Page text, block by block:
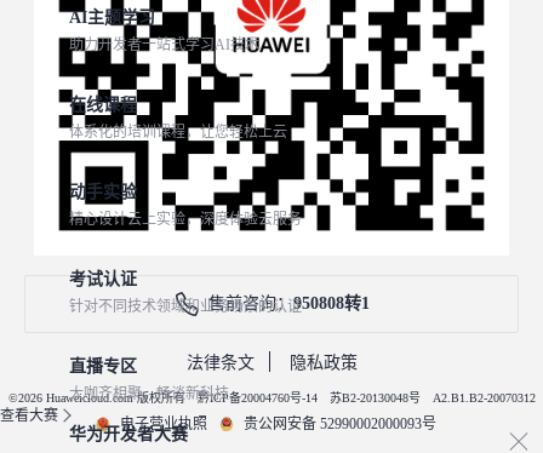
AI主题学习
助力开发者一站式学习AI技术
在线课程
体系化的培训课程，让您轻松上云
动手实验
精心设计云上实验，深度体验云服务
考试认证
针对不同技术领域和业务场景的认证
直播专区
大咖齐相聚，畅谈新科技
查看大赛
华为开发者大赛
售前咨询：950808转1
法律条文 隐私政策
©2026 Huaweicloud.com 版权所有 黔ICP备20004760号-14 苏B2-20130048号 A2.B1.B2-20070312
电子营业执照 贵公网安备 52990002000093号